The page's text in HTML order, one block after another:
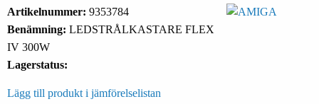
Artikelnummer: 9353784
Benämning: LEDSTRÅLKASTARE FLEX
IV 300W
Lagerstatus:
Lägg till produkt i jämförelselistan